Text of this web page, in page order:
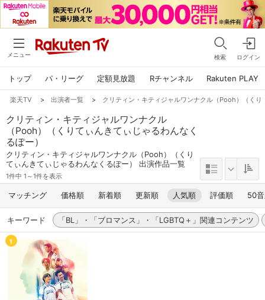
メニュー 検索 ログイン
トップ パ・リーグ 定額見放題 Rチャンネル Rakuten PLAY
楽天TV > 出演者一覧 > クリティン・キティジャルワンナクル（Pooh）（く
クリティン・キティジャルワンナクル
（Pooh）（くりてぃんきてぃじゃるわんなく
るぽー）
クリティン・キティジャルワンナクル（Pooh）（くり
てぃんきてぃじゃるわんなくるぽー） 出演作品一覧
1件中 1～1件を表示
マッチング 価格順 新着順 更新順 人気順 評価順 50
キーワード 「BL」・「ブロマンス」・「LGBTQ＋」関連コンテンツ
1